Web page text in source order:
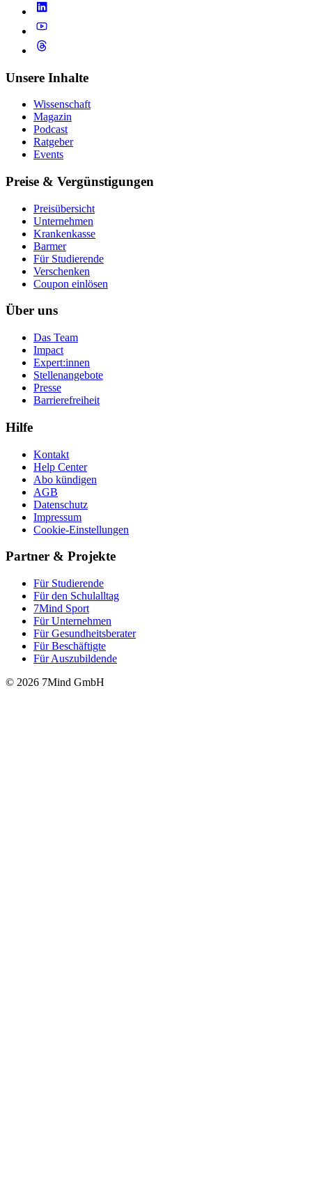
Unsere Inhalte
Wissenschaft
Magazin
Podcast
Ratgeber
Events
Preise & Vergünstigungen
Preisübersicht
Unternehmen
Krankenkasse
Barmer
Für Studierende
Ver­schen­ken
Coupon einlösen
Über uns
Das Team
Impact
Expert:innen
Stellenangebote
Presse
Barrierefreiheit
Hilfe
Kontakt
Help Center
Abo kündigen
AGB
Datenschutz
Impressum
Cookie-Einstellungen
Partner & Projekte
Für Stu­die­rende
Für den Schulalltag
7Mind Sport
Für Unter­neh­men
Für Gesund­heits­be­ra­ter
Für Beschäftigte
Für Auszubildende
© 2026 7Mind GmbH